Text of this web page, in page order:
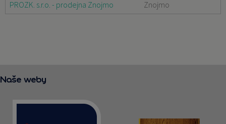
PROZK. s.r.o. - prodejna Znojmo
Znojmo
Naše weby